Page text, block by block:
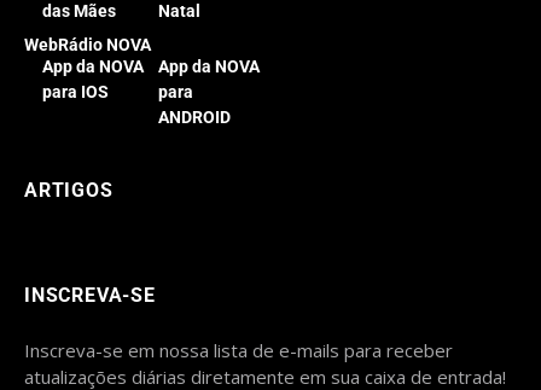
das Mães
Natal
WebRádio NOVA
App da NOVA
para IOS
App da NOVA
para
ANDROID
ARTIGOS
INSCREVA-SE
Inscreva-se em nossa lista de e-mails para receber
atualizações diárias diretamente em sua caixa de entrada!